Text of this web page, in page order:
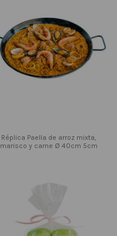
Réplica Paella de arroz mixta,
marisco y carne Ø 40cm 5cm